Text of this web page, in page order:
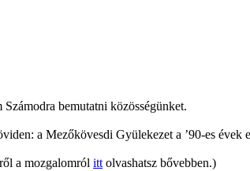
bemutatni közösségünket.
a Mezőkövesdi Gyülekezet a ’90-es évek
a mozgalomról ittolvashatsz bővebben.)